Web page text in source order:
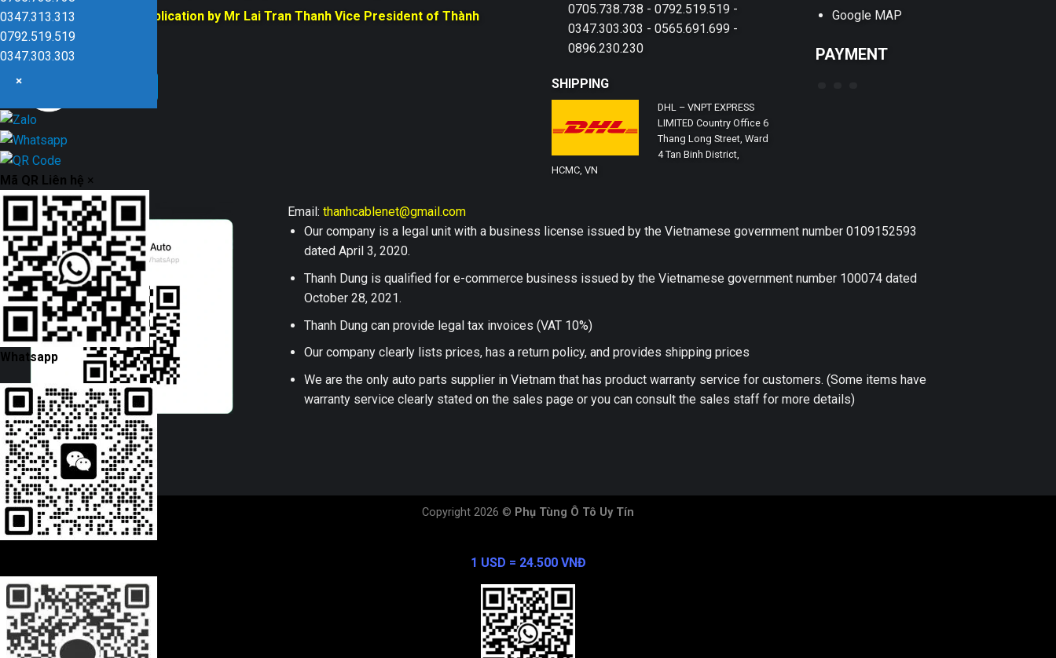
Responsible for Publication by Mr Lai Tran Thanh Vice President of Thành
Dũng company
0705.738.738 - 0792.519.519 -
0347.303.303 - 0565.691.699 -
0896.230.230
SHIPPING
DHL – VNPT EXPRESS
LIMITED Country Office 6
Thang Long Street, Ward
4 Tan Binh District,
HCMC, VN
Google MAP
PAYMENT
Email: thanhcablenet@gmail.com
Our company is a legal unit with a business license issued by the Vietnamese government number 0109152593
dated April 3, 2020.
Thanh Dung is qualified for e-commerce business issued by the Vietnamese government number 100074 dated
October 28, 2021.
Thanh Dung can provide legal tax invoices (VAT 10%)
Our company clearly lists prices, has a return policy, and provides shipping prices
We are the only auto parts supplier in Vietnam that has product warranty service for customers. (Some items have
warranty service clearly stated on the sales page or you can consult the sales staff for more details)
Copyright 2026 © Phụ Tùng Ô Tô Uy Tín
0347.313.313
0792.519.519
0347.303.303
×
Mã QR Liên hệ ×
Whatsapp
1 USD = 24.500 VNĐ